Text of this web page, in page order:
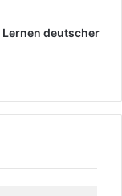
deutscher